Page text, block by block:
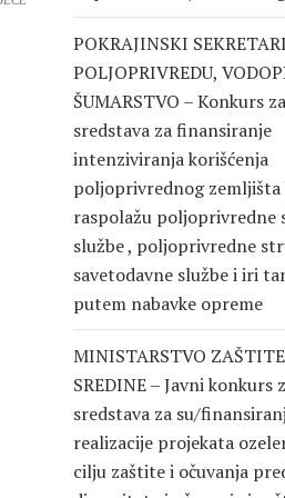
POKRAJINSKI
POLJOPRIVREDU,
ŠUMARSTVO – Konkurs
sredstava za finansiranje
intenziviranja korišćenja
poljoprivrednog zemljišta
raspolažu poljoprivredne
službe , poljoprivredne
savetodavne službe i iri
putem nabavke opreme
MINISTARSTVO
SREDINE – Javni konkurs
sredstava za su/
realizacije projekata
cilju zaštite i očuvanja